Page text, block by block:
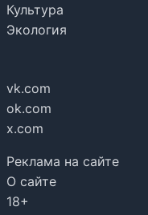
Культура
Экология
vk.com
ok.com
x.com
Реклама на сайте
О сайте
18+